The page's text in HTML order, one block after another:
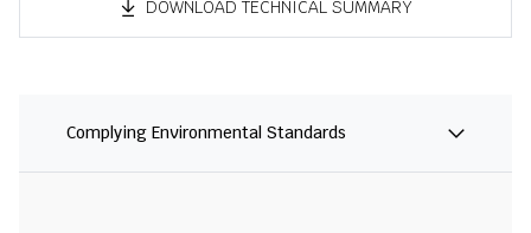
DOWNLOAD TECHNICAL SUMMARY
Complying Environmental Standards